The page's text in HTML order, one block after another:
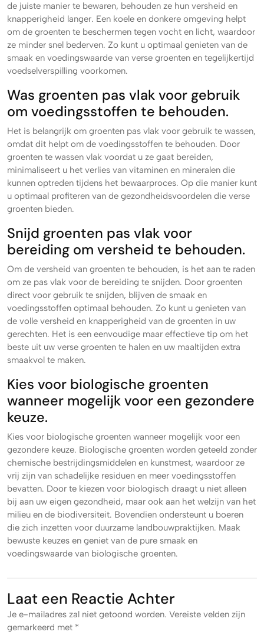
de juiste manier te bewaren, behouden ze hun versheid en
knapperigheid langer. Een koele en donkere omgeving helpt
om de groenten te beschermen tegen vocht en licht, waardoor
ze minder snel bederven. Zo kunt u optimaal genieten van de
smaak en voedingswaarde van verse groenten en tegelijkertijd
voedselverspilling voorkomen.
Was groenten pas vlak voor gebruik
om voedingsstoffen te behouden.
Het is belangrijk om groenten pas vlak voor gebruik te wassen,
omdat dit helpt om de voedingsstoffen te behouden. Door
groenten te wassen vlak voordat u ze gaat bereiden,
minimaliseert u het verlies van vitaminen en mineralen die
kunnen optreden tijdens het bewaarproces. Op die manier kunt
u optimaal profiteren van de gezondheidsvoordelen die verse
groenten bieden.
Snijd groenten pas vlak voor
bereiding om versheid te behouden.
Om de versheid van groenten te behouden, is het aan te raden
om ze pas vlak voor de bereiding te snijden. Door groenten
direct voor gebruik te snijden, blijven de smaak en
voedingsstoffen optimaal behouden. Zo kunt u genieten van
de volle versheid en knapperigheid van de groenten in uw
gerechten. Het is een eenvoudige maar effectieve tip om het
beste uit uw verse groenten te halen en uw maaltijden extra
smaakvol te maken.
Kies voor biologische groenten
wanneer mogelijk voor een gezondere
keuze.
Kies voor biologische groenten wanneer mogelijk voor een
gezondere keuze. Biologische groenten worden geteeld zonder
chemische bestrijdingsmiddelen en kunstmest, waardoor ze
vrij zijn van schadelijke residuen en meer voedingsstoffen
bevatten. Door te kiezen voor biologisch draagt u niet alleen
bij aan uw eigen gezondheid, maar ook aan het welzijn van het
milieu en de biodiversiteit. Bovendien ondersteunt u boeren
die zich inzetten voor duurzame landbouwpraktijken. Maak
bewuste keuzes en geniet van de pure smaak en
voedingswaarde van biologische groenten.
Laat een Reactie Achter
Je e-mailadres zal niet getoond worden. Vereiste velden zijn
gemarkeerd met *